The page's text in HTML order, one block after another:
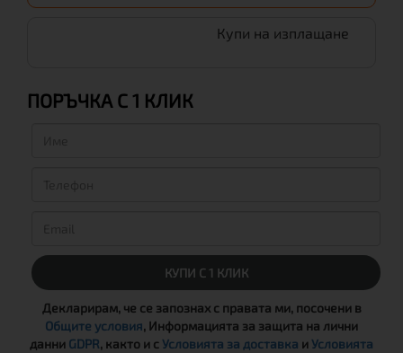
Купи на изплащане
ПОРЪЧКА С 1 КЛИК
КУПИ С 1 КЛИК
Декларирам, че се запознах с правата ми, посочени в
Общите условия, Информацията за защита на лични
данни GDPR, както и сУсловията за доставка иУсловията